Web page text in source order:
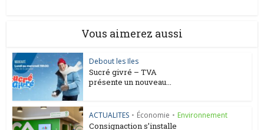
Vous aimerez aussi
Debout les Iles
Sucré givré – TVA
présente un nouveau...
ACTUALITES • Économie • Environnement
Consignaction s’installe